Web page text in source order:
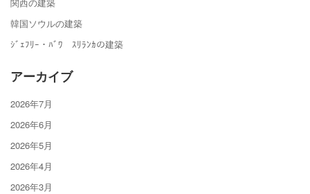
韓国ソウルの建築
ｼﾞｪﾌﾘｰ・ﾊﾞﾜ ｽﾘﾗﾝｶの建築
アーカイブ
2026年7月
2026年6月
2026年5月
2026年4月
2026年3月